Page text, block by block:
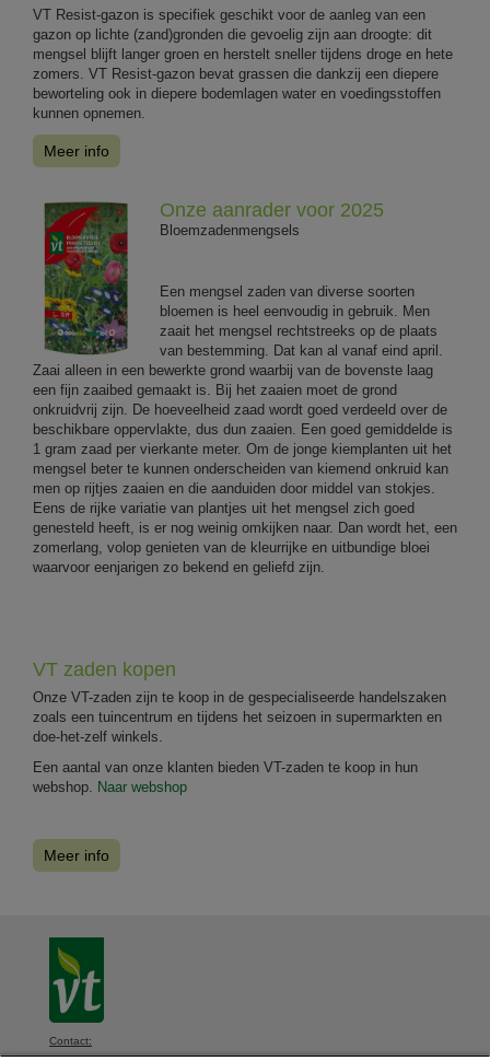
VT Resist-gazon is specifiek geschikt voor de aanleg van een
gazon op lichte (zand)gronden die gevoelig zijn aan droogte: dit
mengsel blijft langer groen en herstelt sneller tijdens droge en hete
zomers. VT Resist-gazon bevat grassen die dankzij een diepere
beworteling ook in diepere bodemlagen water en voedingsstoffen
kunnen opnemen.
Meer info
Onze aanrader voor 2025
Bloemzadenmengsels
Een mengsel zaden van diverse soorten
bloemen is heel eenvoudig in gebruik. Men
zaait het mengsel rechtstreeks op de plaats
van bestemming. Dat kan al vanaf eind april.
Zaai alleen in een bewerkte grond waarbij van de bovenste laag
een fijn zaaibed gemaakt is. Bij het zaaien moet de grond
onkruidvrij zijn. De hoeveelheid zaad wordt goed verdeeld over de
beschikbare oppervlakte, dus dun zaaien. Een goed gemiddelde is
1 gram zaad per vierkante meter. Om de jonge kiemplanten uit het
mengsel beter te kunnen onderscheiden van kiemend onkruid kan
men op rijtjes zaaien en die aanduiden door middel van stokjes.
Eens de rijke variatie van plantjes uit het mengsel zich goed
genesteld heeft, is er nog weinig omkijken naar. Dan wordt het, een
zomerlang, volop genieten van de kleurrijke en uitbundige bloei
waarvoor eenjarigen zo bekend en geliefd zijn.
VT zaden kopen
Onze VT-zaden zijn te koop in de gespecialiseerde handelszaken
zoals een tuincentrum en tijdens het seizoen in supermarkten en
doe-het-zelf winkels.
Een aantal van onze klanten bieden VT-zaden te koop in hun
webshop.
Naar webshop
Meer info
Contact: